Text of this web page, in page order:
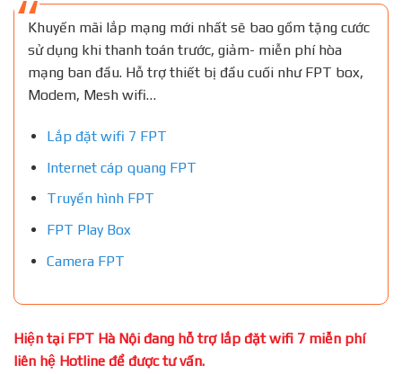
Khuyến mãi lắp mạng mới nhất sẽ bao gồm tặng cước
sử dụng khi thanh toán trước, giảm- miễn phí hòa
mạng ban đầu. Hỗ trợ thiết bị đầu cuối như FPT box,
Modem, Mesh wifi…
Lắp đặt wifi 7 FPT
Internet cáp quang FPT
Truyền hình FPT
FPT Play Box
Camera FPT
Hiện tại FPT Hà Nội đang hỗ trợ lắp đặt wifi 7 miễn phí
liên hệ Hotline để được tư vấn.